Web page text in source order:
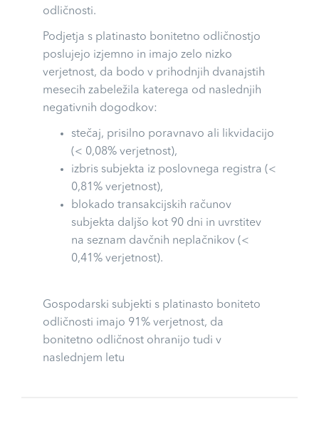
odličnosti.
Podjetja s platinasto bonitetno odličnostjo
poslujejo izjemno in imajo zelo nizko
verjetnost, da bodo v prihodnjih dvanajstih
mesecih zabeležila katerega od naslednjih
negativnih dogodkov:
stečaj, prisilno poravnavo ali likvidacijo
(< 0,08% verjetnost),
izbris subjekta iz poslovnega registra (<
0,81% verjetnost),
blokado transakcijskih računov
subjekta daljšo kot 90 dni in uvrstitev
na seznam davčnih neplačnikov (<
0,41% verjetnost).
Gospodarski subjekti s platinasto boniteto
odličnosti imajo 91% verjetnost, da
bonitetno odličnost ohranijo tudi v
naslednjem letu